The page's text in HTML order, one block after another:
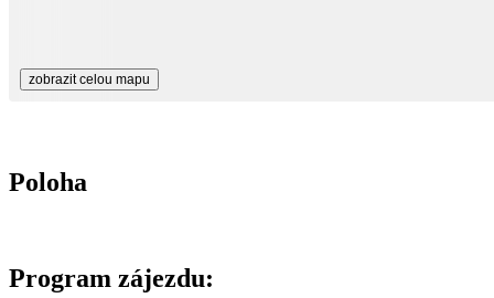
zobrazit celou mapu
Poloha
Program zájezdu: